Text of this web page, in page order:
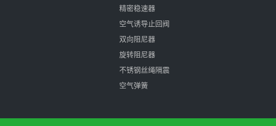
精密稳速器
空气诱导止回阀
双向阻尼器
旋转阻尼器
不锈钢丝绳隔震
空气弹簧